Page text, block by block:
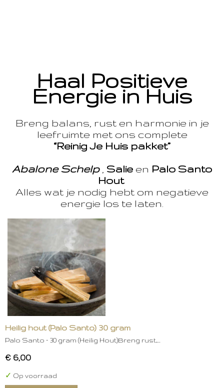
Haal Positieve
Energie in Huis
Breng balans, rust en harmonie in je
leefruimte met ons complete
“Reinig Je Huis pakket”
Abalone Schelp, Salie en Palo Santo
Hout
Alles wat je nodig hebt om negatieve
energie los te laten.
Heilig hout (Palo Santo) 30 gram
Palo Santo – 30 gram (Heilig Hout)Breng rust,…
€ 6,00
✓ Op voorraad